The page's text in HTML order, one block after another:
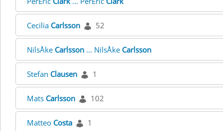
Cecilia Carlsson 52
NilsÅke Carlsson ... NilsÅke Carlsson
Stefan Clausen 1
Mats Carlsson 102
Matteo Costa 1